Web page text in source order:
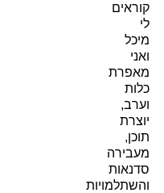
קוראים
לי
מיכל
ואני
מאפרת
כלות
וערב,
יוצרת
תוכן,
מעבירה
סדנאות
והשתלמויות